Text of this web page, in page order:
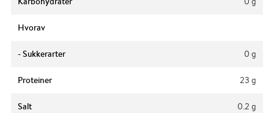
Hvorav
- Sukkerarter 0 g
Proteiner 23 g
Salt 0.2 g